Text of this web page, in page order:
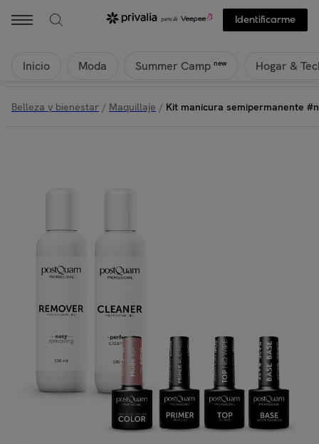
Identificarme
Inicio Moda Summer Camp new Hogar &
Belleza y bienestar / Maquillaje / Kit manicura semipermanente